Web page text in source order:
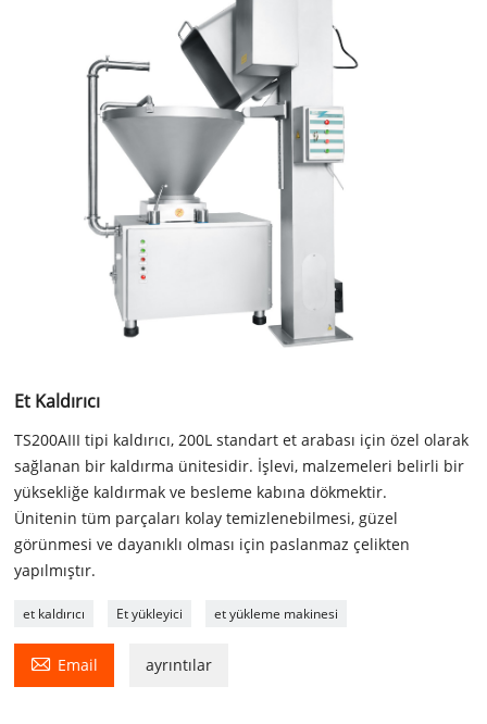
Et Kaldırıcı
TS200AIII tipi kaldırıcı, 200L standart et arabası için özel olarak
sağlanan bir kaldırma ünitesidir. İşlevi, malzemeleri belirli bir
yüksekliğe kaldırmak ve besleme kabına dökmektir.
Ünitenin tüm parçaları kolay temizlenebilmesi, güzel
görünmesi ve dayanıklı olması için paslanmaz çelikten
yapılmıştır.
et kaldırıcı Et yükleyici et yükleme makinesi
 Email ayrıntılar